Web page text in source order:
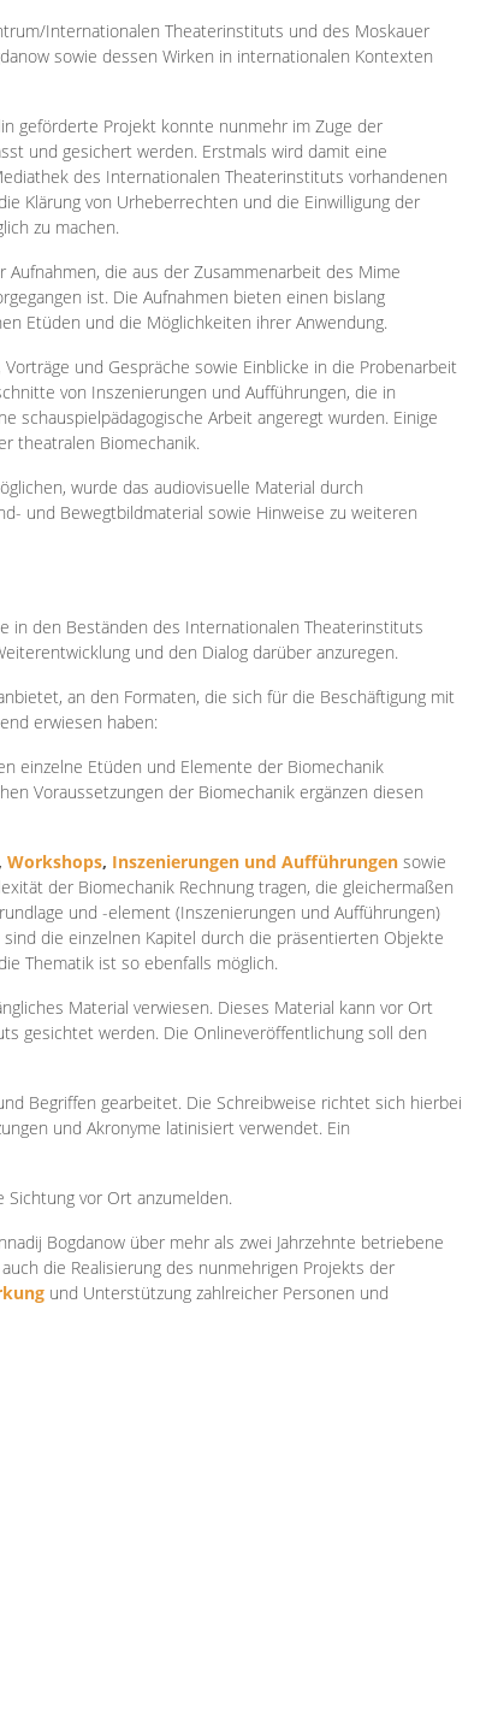
Internationalen Theaterinstituts und des Moskauer
sowie dessen Wirken in internationalen Kontexten
geförderte Projekt konnte nunmehr im Zuge der
und gesichert werden. Erstmals wird damit eine
des Internationalen Theaterinstituts vorhandenen
Klärung von Urheberrechten und die Einwilligung der
zu machen.
die aus der Zusammenarbeit des Mime
ist. Die Aufnahmen bieten einen bislang
Etüden und die Möglichkeiten ihrer Anwendung.
und Gespräche sowie Einblicke in die Probenarbeit
von Inszenierungen und Aufführungen, die in
schauspielpädagogische Arbeit angeregt wurden. Einige
theatralen Biomechanik.
wurde das audiovisuelle Material durch
und Bewegtbildmaterial sowie Hinweise zu weiteren
in den Beständen des Internationalen Theaterinstituts
und den Dialog darüber anzuregen.
an den Formaten, die sich für die Beschäftigung mit
erwiesen haben:
einzelne Etüden und Elemente der Biomechanik
Voraussetzungen der Biomechanik ergänzen diesen
Workshops, Inszenierungen und Aufführungen sowie
der Biomechanik Rechnung tragen, die gleichermaßen
und -element (Inszenierungen und Aufführungen)
die einzelnen Kapitel durch die präsentierten Objekte
Thematik ist so ebenfalls möglich.
Material verwiesen. Dieses Material kann vor Ort
gesichtet werden. Die Onlineveröffentlichung soll den
Begriffen gearbeitet. Die Schreibweise richtet sich hierbei
und Akronyme latinisiert verwendet. Ein
vor Ort anzumelden.
Bogdanow über mehr als zwei Jahrzehnte betriebene
die Realisierung des nunmehrigen Projekts der
und Unterstützung zahlreicher Personen und